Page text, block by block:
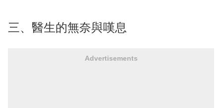
三、醫生的無奈與嘆息
Advertisements